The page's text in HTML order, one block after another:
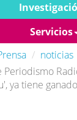
Servicios
noticias
Periodismo
ya tiene